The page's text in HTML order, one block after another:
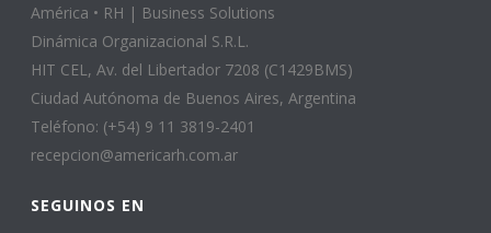
América • RH | Business Solutions
Dinámica Organizacional S.R.L.
HIT CEL, Av. del Libertador 7208 (C1429BMS)
Ciudad Autónoma de Buenos Aires, Argentina
Teléfono: (+54) 9 11 3819-2401
recepcion@americarh.com.ar
SEGUINOS EN